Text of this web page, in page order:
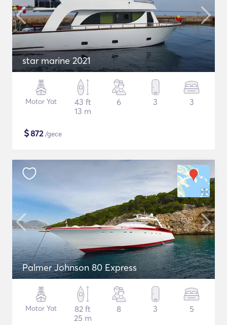
star marine 2021
Motor Yat
43 ft
13 m
6 3 3
$872/gece
Palmer Johnson 80 Express
Motor Yat
82 ft
25 m
8 3 5